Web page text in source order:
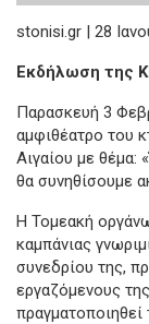
stonisi.gr | 28
Εκδήλωση της
Παρασκευή 3
αμφιθέατρο του
Αιγαίου με θέμα:
θα συνηθίσουμε
Η Τομεακή
καμπάνιας
συνεδρίου της,
εργαζόμενους